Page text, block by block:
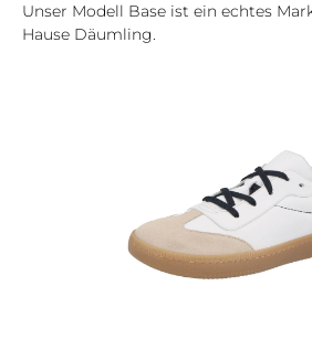
Unser Modell Base ist ein echtes
Hause Däumling.